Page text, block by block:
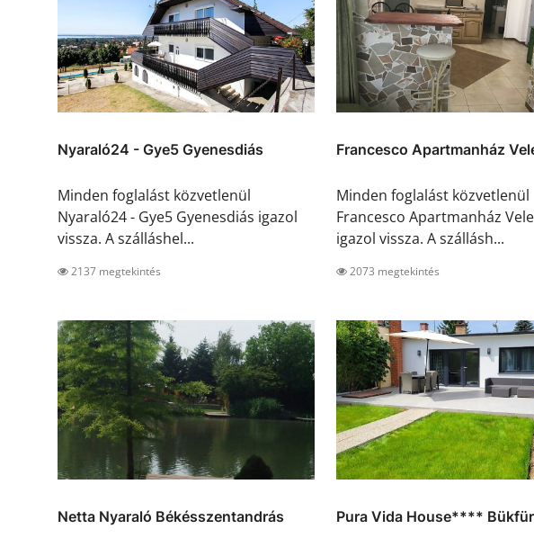
Nyaraló24 - Gye5 Gyenesdiás
Minden foglalást közvetlenül
Nyaraló24 - Gye5 Gyenesdiás igazol
vissza. A szálláshel...
2137 megtekintés
Francesco Apartmanház
Minden foglalást közvetlenül
Francesco Apartmanház
igazol vissza. A szállásh...
2073 megtekintés
Netta Nyaraló Békésszentandrás Pura Vida House****